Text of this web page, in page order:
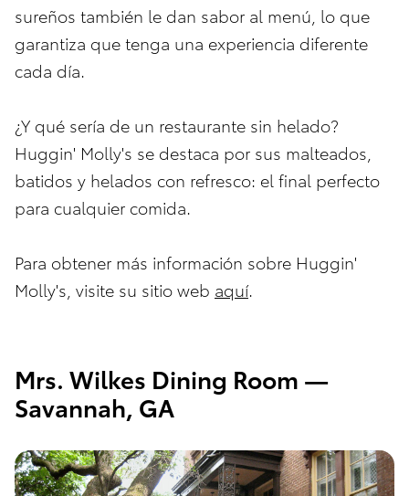
sureños también le dan sabor al menú, lo que
garantiza que tenga una experiencia diferente
cada día.
¿Y qué sería de un restaurante sin helado?
Huggin' Molly's se destaca por sus malteados,
batidos y helados con refresco: el final perfecto
para cualquier comida.
Para obtener más información sobre Huggin'
Molly's, visite su sitio web aquí.
Mrs. Wilkes Dining Room —
Savannah, GA